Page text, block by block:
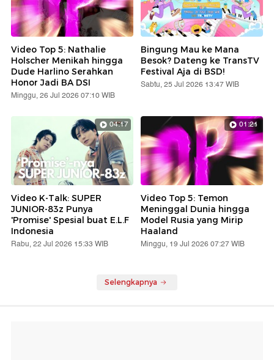
Video Top 5: Nathalie
Holscher Menikah hingga
Dude Harlino Serahkan
Honor Jadi BA DSI
Minggu, 26 Jul 2026 07:10 WIB
Bingung Mau ke Mana
Besok? Dateng ke TransTV
Festival Aja di BSD!
Sabtu, 25 Jul 2026 13:47 WIB
04:17
Video K-Talk: SUPER
JUNIOR-83z Punya
'Promise' Spesial buat E.L.F
Indonesia
Rabu, 22 Jul 2026 15:33 WIB
01:21
Video Top 5: Temon
Meninggal Dunia hingga
Model Rusia yang Mirip
Haaland
Minggu, 19 Jul 2026 07:27 WIB
Selengkapnya